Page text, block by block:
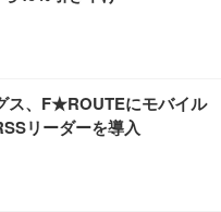
デスクチェア 疲れない テレ
レスト 30度ロッキング機
ッシュ ゲーミング/勉強/事
チェア (ブラック)
デスクチェア 疲れない テレ
レスト 30度ロッキング機
モニター DualSense 充電
27インチ 液晶モニタ
）VA 非光沢 HDMI/DisplayP
オムツ L 中型犬用 26枚入
ーシック) 【Amazon.co.jp
リスオーヤマ ペットシーツ
ス、F★ROUTEにモバイル
リーダーを導入